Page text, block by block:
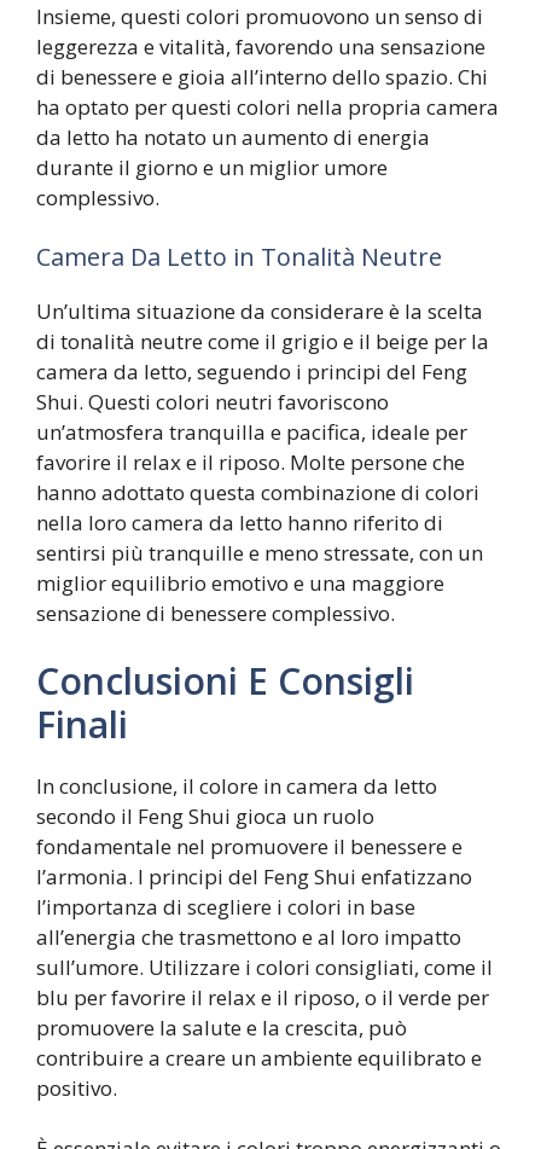
Insieme, questi colori promuovono un senso di
leggerezza e vitalità, favorendo una sensazione
di benessere e gioia all’interno dello spazio. Chi
ha optato per questi colori nella propria camera
da letto ha notato un aumento di energia
durante il giorno e un miglior umore
complessivo.
Camera Da Letto in Tonalità Neutre
Un’ultima situazione da considerare è la scelta
di tonalità neutre come il grigio e il beige per la
camera da letto, seguendo i principi del Feng
Shui. Questi colori neutri favoriscono
un’atmosfera tranquilla e pacifica, ideale per
favorire il relax e il riposo. Molte persone che
hanno adottato questa combinazione di colori
nella loro camera da letto hanno riferito di
sentirsi più tranquille e meno stressate, con un
miglior equilibrio emotivo e una maggiore
sensazione di benessere complessivo.
Conclusioni E Consigli
Finali
In conclusione, il colore in camera da letto
secondo il Feng Shui gioca un ruolo
fondamentale nel promuovere il benessere e
l’armonia. I principi del Feng Shui enfatizzano
l’importanza di scegliere i colori in base
all’energia che trasmettono e al loro impatto
sull’umore. Utilizzare i colori consigliati, come il
blu per favorire il relax e il riposo, o il verde per
promuovere la salute e la crescita, può
contribuire a creare un ambiente equilibrato e
positivo.